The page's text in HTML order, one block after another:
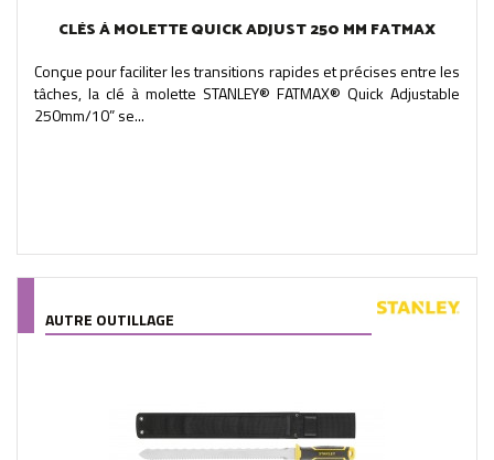
CLÉS À MOLETTE QUICK ADJUST 250 MM FATMAX
Conçue pour faciliter les transitions rapides et précises entre les
tâches, la clé à molette STANLEY® FATMAX® Quick Adjustable
250mm/10” se...
AUTRE OUTILLAGE